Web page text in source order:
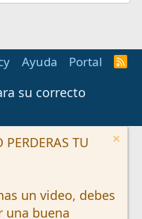
Ayuda Portal
R
su correcto
PERDERAS TU
un video, debes
una buena